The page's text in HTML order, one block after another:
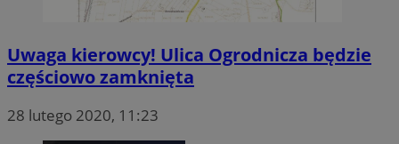
Uwaga kierowcy! Ulica Ogrodnicza będzie
częściowo zamknięta
28 lutego 2020, 11:23